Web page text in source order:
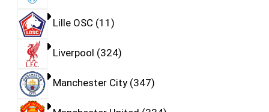
Lille OSC 11
Liverpool 324
Manchester City 347